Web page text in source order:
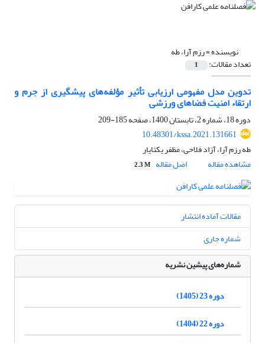
نویسنده =رزم آرا، طه
تعداد مقالات: 1
تدوین مدل مفهومی ارزیابی تأثیر مؤلفه‌های پیشگیری از جرم و
ارتقاء امنیت فضاهای ورزشی
دوره 18، شماره 2، تابستان 1400، صفحه
185-209
10.48301/kssa.2021.131661
طه رزم آرا، آزاد فلاحی، مظفر یکتایار
مشاهده مقاله
اصل مقاله 2.3 M
مقالات آماده انتشار
شماره جاری
شماره‌های پیشین نشریه
دوره 23 (1405)
دوره 22 (1404)